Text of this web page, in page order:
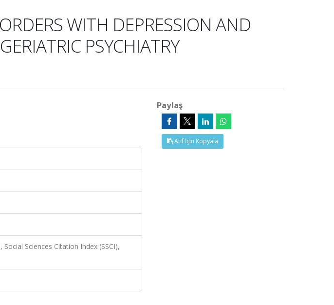
WITH DEPRESSION AND
PSYCHIATRY
Social Sciences Citation Index (SSCI),
Paylaş
Atıf İçin Kopyala